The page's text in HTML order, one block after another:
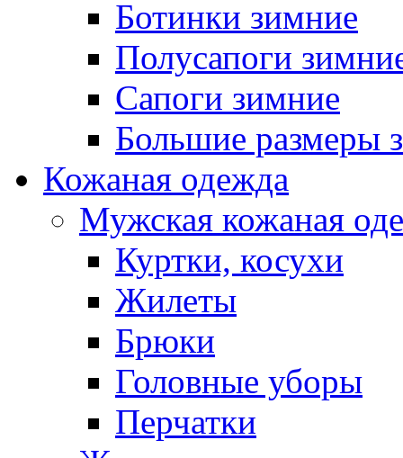
Ботинки зимние
Полусапоги
Сапоги зимние
Большие размеры
Кожаная одежда
Мужская кожаная
Куртки, косухи
Жилеты
Брюки
Головные уборы
Перчатки